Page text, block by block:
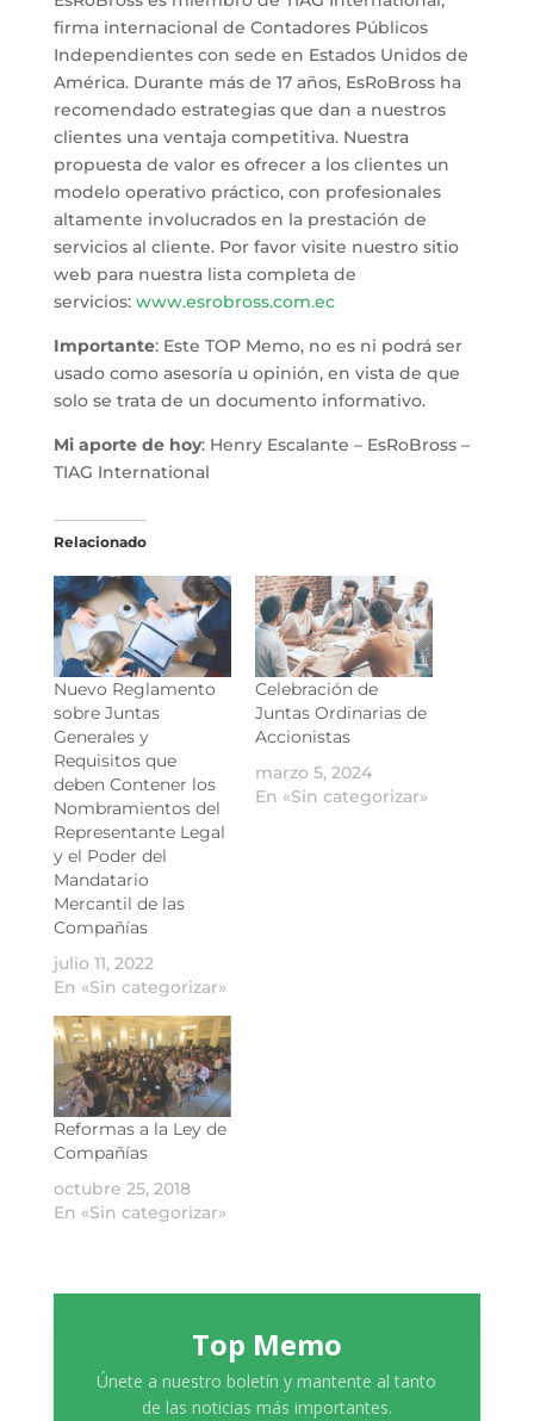
firma internacional de Contadores Públicos
Independientes con sede en Estados Unidos de
América. Durante más de 17 años, EsRoBross ha
recomendado estrategias que dan a nuestros
clientes una ventaja competitiva. Nuestra
propuesta de valor es ofrecer a los clientes un
modelo operativo práctico, con profesionales
altamente involucrados en la prestación de
servicios al cliente. Por favor visite nuestro sitio
web para nuestra lista completa de
servicios: www.esrobross.com.ec
Importante: Este TOP Memo, no es ni podrá ser
usado como asesoría u opinión, en vista de que
solo se trata de un documento informativo.
Mi aporte de hoy: Henry Escalante – EsRoBross –
TIAG International
Relacionado
Nuevo Reglamento
sobre Juntas
Generales y
Requisitos que
deben Contener los
Nombramientos del
Representante Legal
y el Poder del
Mandatario
Mercantil de las
Compañías
julio 11, 2022
En «Sin categorizar»
Celebración de
Juntas Ordinarias de
Accionistas
marzo 5, 2024
En «Sin categorizar»
Reformas a la Ley de
Compañías
octubre 25, 2018
En «Sin categorizar»
Top Memo
Únete a nuestro boletín y mantente al tanto
de las noticias más importantes.